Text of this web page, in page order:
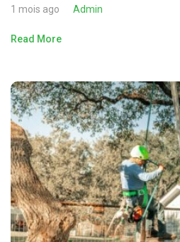
1 mois ago Admin
Read More